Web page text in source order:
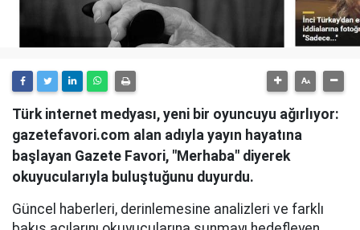
Türk internet medyası, yeni bir oyuncuyu ağırlıyor:
gazetefavori.com alan adıyla yayın hayatına
başlayan Gazete Favori, "Merhaba" diyerek
okuyucularıyla buluştuğunu duyurdu.
Güncel haberleri, derinlemesine analizleri ve farklı